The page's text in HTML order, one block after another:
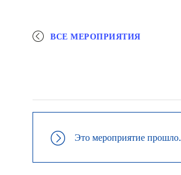
ВСЕ МЕРОПРИЯТИЯ
Это мероприятие прошло.